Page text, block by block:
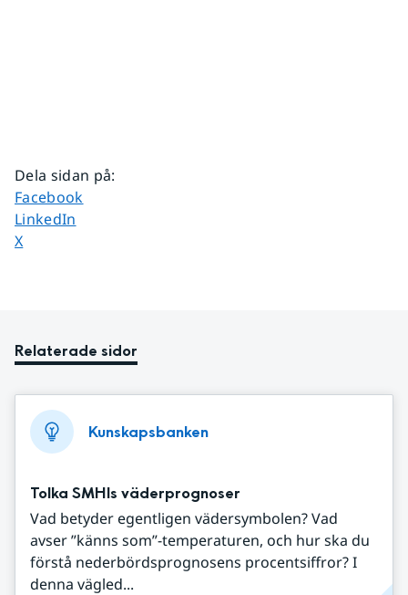
Dela sidan på:
Dela sidan på
Facebook
Dela sidan på
LinkedIn
Dela sidan på
X
Relaterade sidor
Kunskapsbanken
Tolka SMHIs väderprognoser
Vad betyder egentligen vädersymbolen? Vad
avser ”känns som”-temperaturen, och hur ska du
förstå nederbördsprognosens procentsiffror? I
denna vägled...